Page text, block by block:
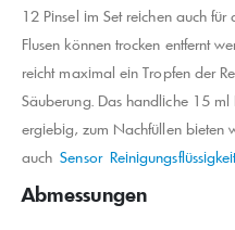
12 Pinsel im Set reichen auch
Flusen können trocken entfernt
reicht maximal ein Tropfen der
Säuberung. Das handliche 15 ml
ergiebig, zum Nachfüllen bieten
auchSensor
Abmessungen